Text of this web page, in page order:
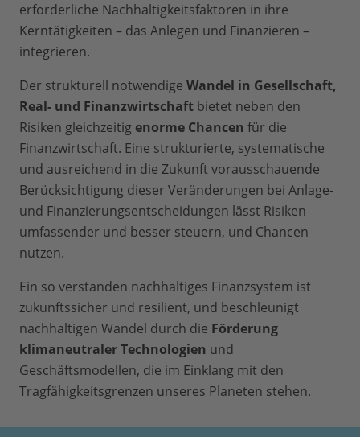
erforderliche Nachhaltigkeitsfaktoren in ihre
Kerntätigkeiten – das Anlegen und Finanzieren –
integrieren.
Der strukturell notwendige Wandel in Gesellschaft,
Real- und Finanzwirtschaft bietet neben den
Risiken gleichzeitig enorme Chancen für die
Finanzwirtschaft. Eine strukturierte, systematische
und ausreichend in die Zukunft vorausschauende
Berücksichtigung dieser Veränderungen bei Anlage-
und Finanzierungsentscheidungen lässt Risiken
umfassender und besser steuern, und Chancen
nutzen.
Ein so verstanden nachhaltiges Finanzsystem ist
zukunftssicher und resilient, und beschleunigt
nachhaltigen Wandel durch die Förderung
klimaneutraler Technologien und
Geschäftsmodellen, die im Einklang mit den
Tragfähigkeitsgrenzen unseres Planeten stehen.